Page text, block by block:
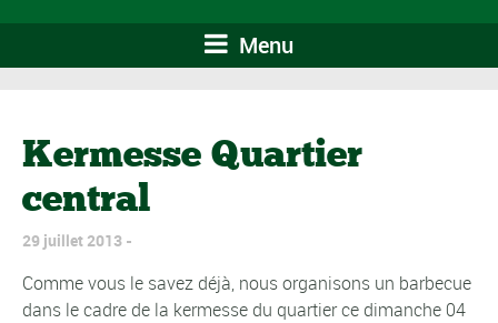
Menu
Kermesse Quartier
central
29 juillet 2013
Comme vous le savez déjà, nous organisons un barbecue
dans le cadre de la kermesse du quartier ce dimanche 04